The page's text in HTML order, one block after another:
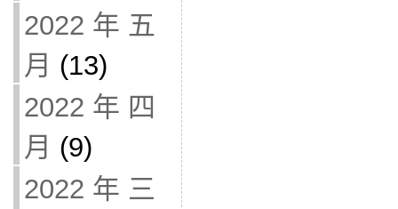
2022 年 五
月 (13)
2022 年 四
月 (9)
2022 年 三